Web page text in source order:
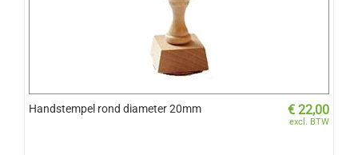
Handstempel rond diameter 20mm € 22,00
excl. BTW